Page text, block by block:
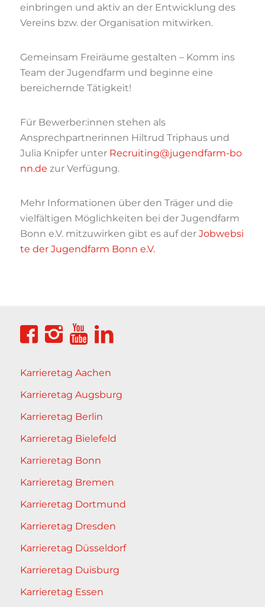
einbringen und aktiv an der Entwicklung des
Vereins bzw. der Organisation mitwirken.
Gemeinsam Freiräume gestalten – Komm ins
Team der Jugendfarm und beginne eine
bereichernde Tätigkeit!
Für Bewerber:innen stehen als
Ansprechpartnerinnen Hiltrud Triphaus und
Julia Knipfer unter Recruiting@jugendfarm-bo
nn.de zur Verfügung.
Mehr Informationen über den Träger und die
vielfältigen Möglichkeiten bei der Jugendfarm
Bonn e.V. mitzuwirken gibt es auf der Jobwebsi
te der Jugendfarm Bonn e.V.
Karrieretag Aachen
Karrieretag Augsburg
Karrieretag Berlin
Karrieretag Bielefeld
Karrieretag Bonn
Karrieretag Bremen
Karrieretag Dortmund
Karrieretag Dresden
Karrieretag Düsseldorf
Karrieretag Duisburg
Karrieretag Essen